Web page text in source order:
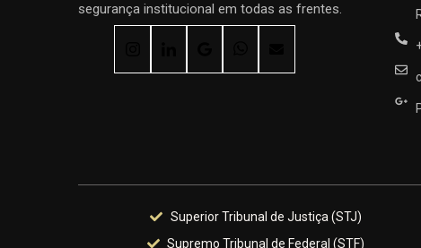
segurança institucional em todas as frentes.
Superior Tribunal de Justiça (STJ)
Supremo Tribunal de Federal (STF)